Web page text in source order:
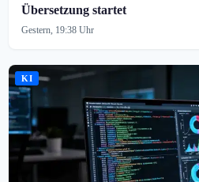
Übersetzung startet
Gestern, 19:38 Uhr
KI